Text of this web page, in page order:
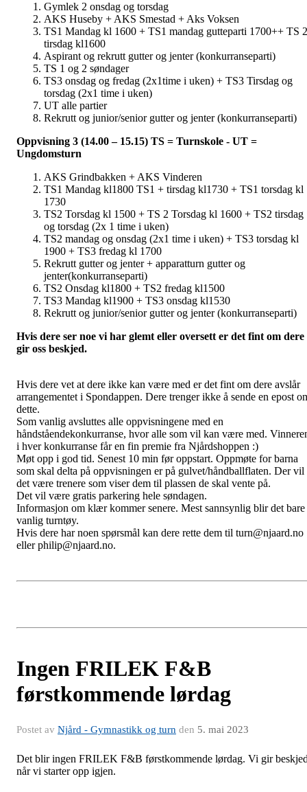
Gymlek 2 onsdag og torsdag
AKS Huseby + AKS Smestad + Aks Voksen
TS1 Mandag kl 1600 + TS1 mandag gutteparti 1700++ TS 2
tirsdag kl1600
Aspirant og rekrutt gutter og jenter (konkurranseparti)
TS 1 og 2 søndager
TS3 onsdag og fredag (2x1time i uken) + TS3 Tirsdag og
torsdag (2x1 time i uken)
UT alle partier
Rekrutt og junior/senior gutter og jenter (konkurranseparti)
Oppvisning 3 (14.00 – 15.15) TS = Turnskole - UT =
Ungdomsturn
AKS Grindbakken + AKS Vinderen
TS1 Mandag kl1800 TS1 + tirsdag kl1730 + TS1 torsdag kl
1730
TS2 Torsdag kl 1500 + TS 2 Torsdag kl 1600 + TS2 tirsdag
og torsdag (2x 1 time i uken)
TS2 mandag og onsdag (2x1 time i uken) + TS3 torsdag kl
1900 + TS3 fredag kl 1700
Rekrutt gutter og jenter + apparatturn gutter og
jenter(konkurranseparti)
TS2 Onsdag kl1800 + TS2 fredag kl1500
TS3 Mandag kl1900 + TS3 onsdag kl1530
Rekrutt og junior/senior gutter og jenter (konkurranseparti)
Hvis dere ser noe vi har glemt eller oversett er det fint om dere
gir oss beskjed.
Hvis dere vet at dere ikke kan være med er det fint om dere avslår
arrangementet i Spondappen. Dere trenger ikke å sende en epost
dette.
Som vanlig avsluttes alle oppvisningene med en
håndståendekonkurranse, hvor alle som vil kan være med.
i hver konkurranse får en fin premie fra Njårdshoppen :)
Møt opp i god tid. Senest 10 min før oppstart. Oppmøte for barna
som skal delta på oppvisningen er på gulvet/håndballflaten. Der vil
det være trenere som viser dem til plassen de skal vente på.
Det vil være gratis parkering hele søndagen.
Informasjon om klær kommer senere. Mest sannsynlig blir det bare
vanlig turntøy.
Hvis dere har noen spørsmål kan dere rette dem til turn@njaard.no
eller philip@njaard.no.
Ingen FRILEK F&B
førstkommende lørdag
Postet av Njård - Gymnastikk og turn den 5. mai 2023
Det blir ingen FRILEK F&B førstkommende lørdag. Vi gir
når vi starter opp igjen.